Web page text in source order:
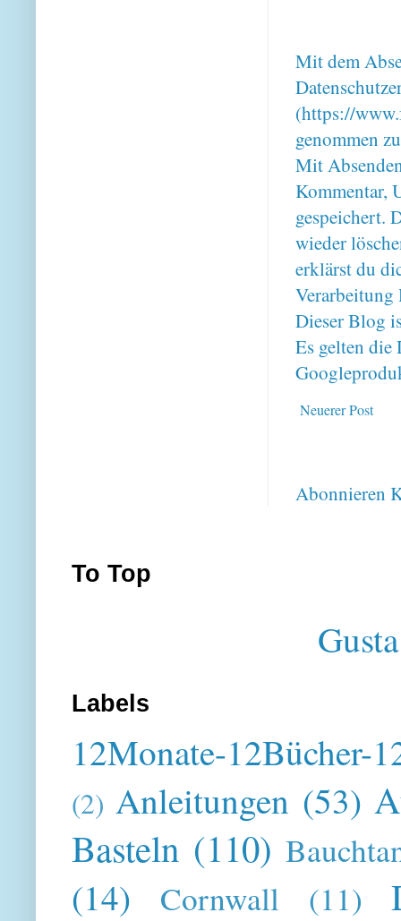
Mit dem
(https://
genommen
Mit
Kommentar,
gespeichert.
wieder
erklärst du
Verarbeitung
Dieser Blog
Es gelten
Neuerer Post
Abonnieren
To Top
Labels
12Monate-12Bücher-
(2) Anleitungen (53)
Basteln (110)
(14) Cornwall (11)